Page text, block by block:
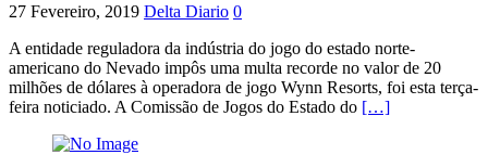
27 Fevereiro, 2019 Delta Diario 0
A entidade reguladora da indústria do jogo do estado norte-
americano do Nevado impôs uma multa recorde no valor de 20
milhões de dólares à operadora de jogo Wynn Resorts, foi esta terça-
feira noticiado. A Comissão de Jogos do Estado do […]